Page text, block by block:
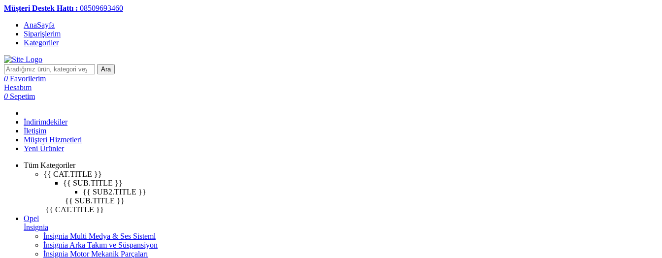
Müşteri Destek Hattı : 08509693460
AnaSayfa
Siparişlerim
Kategoriler
Ara
0 Favorilerim
Hesabım
0 Sepetim
İndirimdekiler
İletişim
Müşteri Hizmetleri
Yeni Ürünler
Tüm Kategoriler
{{ CAT.TITLE }}
{{ SUB.TITLE }}
{{ SUB2.TITLE }}
{{ SUB.TITLE }}
{{ CAT.TITLE }}
Opel
İnsignia
İnsignia Multi Medya & Ses Sisteml
İnsignia Arka Takım ve Süspansiyon
İnsignia Motor Mekanik Parçaları